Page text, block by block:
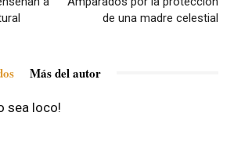
de una madre celestial
Más del autor
sea loco!